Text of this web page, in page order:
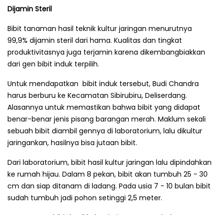
Dijamin Steril
Bibit tanaman hasil teknik kultur jaringan menurutnya
99,9% dijamin steril dari hama. Kualitas dan tingkat
produkti­vi­tas­nya juga terjamin karena dikembang­biakkan
dari gen bibit induk terpilih.
Untuk mendapatkan bibit induk tersebut, Budi Chandra
harus berburu ke Kecamatan Sibirubiru, Deliserdang.
Alasannya untuk memastikan bahwa bibit yang didapat
benar-benar jenis pisang barangan merah. Maklum sekali
sebuah bibit diambil gennya di laboratorium, lalu dikultur
jaringankan, hasilnya bisa jutaan bibit.
Dari laboratorium, bibit hasil kultur jaringan lalu dipindahkan
ke rumah hijau. Dalam 8 pekan, bibit akan tumbuh 25 - 30
cm dan siap ditanam di ladang. Pada usia 7 - 10 bulan bibit
sudah tumbuh jadi pohon setinggi 2,5 meter.